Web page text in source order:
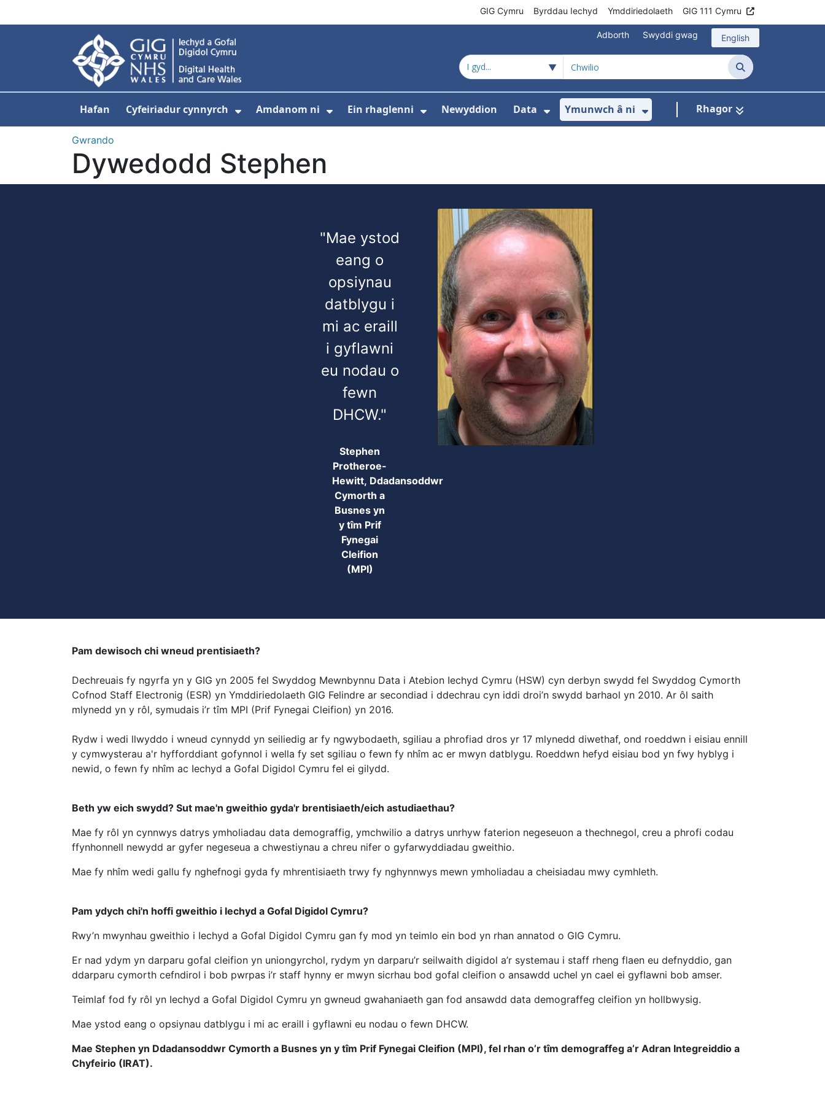
GIG Cymru Byrddau Iechyd Ymddiriedolaeth GIG 111 Cymru
Adborth Swyddi gwag English
Chwilio
Hafan Cyfeiriadur cynnyrch Amdanom ni
Dangos isddewislen ar gyfer Amdanom ni
Ein rhaglenni
Dangos isddewislen ar gyfer Ein rhaglenni
Newyddion Data
Dangos isddewislen ar gyfer Data
Ymunwch â ni
Dangos isddewislen ar gyfer
Rhagor
Gwrando
Dywedodd Stephen
"Mae ystod
eang o
opsiynau
datblygu i
mi ac eraill
i gyflawni
eu nodau o
fewn
DHCW."
Stephen
Protheroe-
Hewitt, Ddadansoddwr
Cymorth a
Busnes yn
y tîm Prif
Fynegai
Cleifion
(MPI)
Pam dewisoch chi wneud prentisiaeth?
Dechreuais fy ngyrfa yn y GIG yn 2005 fel Swyddog Mewnbynnu Data i Atebion Iechyd Cymru (HSW) cyn derbyn swydd fel Swyddog Cymorth
Cofnod Staff Electronig (ESR) yn Ymddiriedolaeth GIG Felindre ar secondiad i ddechrau cyn iddi droi’n swydd barhaol yn 2010. Ar ôl saith
mlynedd yn y rôl, symudais i’r tîm MPI (Prif Fynegai Cleifion) yn 2016.
Rydw i wedi llwyddo i wneud cynnydd yn seiliedig ar fy ngwybodaeth, sgiliau a phrofiad dros yr 17 mlynedd diwethaf, ond roeddwn i eisiau ennill
y cymwysterau a'r hyfforddiant gofynnol i wella fy set sgiliau o fewn fy nhîm ac er mwyn datblygu. Roeddwn hefyd eisiau bod yn fwy hyblyg i
newid, o fewn fy nhîm ac Iechyd a Gofal Digidol Cymru fel ei gilydd.
Beth yw eich swydd? Sut mae'n gweithio gyda'r brentisiaeth/eich astudiaethau?
Mae fy rôl yn cynnwys datrys ymholiadau data demograffig, ymchwilio a datrys unrhyw faterion negeseuon a thechnegol, creu a phrofi codau
ffynhonnell newydd ar gyfer negeseua a chwestiynau a chreu nifer o gyfarwyddiadau gweithio.
Mae fy nhîm wedi gallu fy nghefnogi gyda fy mhrentisiaeth trwy fy nghynnwys mewn ymholiadau a cheisiadau mwy cymhleth.
Pam ydych chi'n hoffi gweithio i Iechyd a Gofal Digidol Cymru?
Rwy’n mwynhau gweithio i Iechyd a Gofal Digidol Cymru gan fy mod yn teimlo ein bod yn rhan annatod o GIG Cymru.
Er nad ydym yn darparu gofal cleifion yn uniongyrchol, rydym yn darparu’r seilwaith digidol a’r systemau i staff rheng flaen eu defnyddio, gan
ddarparu cymorth cefndirol i bob pwrpas i’r staff hynny er mwyn sicrhau bod gofal cleifion o ansawdd uchel yn cael ei gyflawni bob amser.
Teimlaf fod fy rôl yn Iechyd a Gofal Digidol Cymru yn gwneud gwahaniaeth gan fod ansawdd data demograffeg cleifion yn hollbwysig.
Mae ystod eang o opsiynau datblygu i mi ac eraill i gyflawni eu nodau o fewn DHCW.
Mae Stephen yn Ddadansoddwr Cymorth a Busnes yn y tîm Prif Fynegai Cleifion (MPI), fel rhan o’r tîm demograffeg a’r Adran Integreiddio a
Chyfeirio (IRAT).